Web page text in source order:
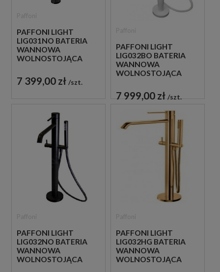
PAFFONI LIGHT
LIG031NO BATERIA
WANNOWA
WOLNOSTOJĄCA
7 399,00 zł szt.
PAFFONI LIGHT
LIG032BO BATERIA
WANNOWA
WOLNOSTOJĄCA
7 999,00 zł szt.
PAFFONI LIGHT
LIG032NO BATERIA
WANNOWA
WOLNOSTOJĄCA
PAFFONI LIGHT
LIG032HG BATERIA
WANNOWA
WOLNOSTOJĄCA